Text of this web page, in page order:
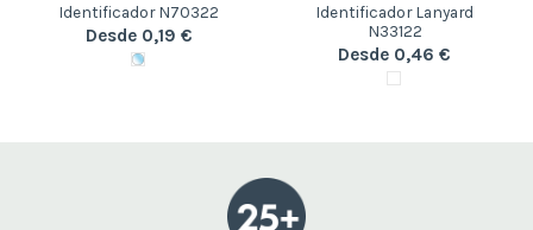
Identificador N70322
Desde 0,19 €
Identificador Lanyard
N33122
Desde 0,46 €